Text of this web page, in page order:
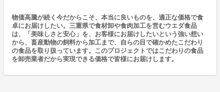
物価高騰が続く今だからこそ、本当に良いものを、適正な価格で食
卓にお届けしたい。三重県で食材卸や食肉加工を営むウエダ食品
は、「美味しさと安心」を、お客様にお届けしたいという強い想い
から、畜産動物の飼料から加工まで、自らの目で確かめたこだわり
の食品を取り扱っています。このプロジェクトではこだわりの食品
を卸売業者だから実現できる価格で皆様にお届けします。